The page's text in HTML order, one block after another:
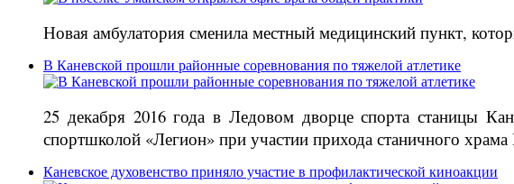
Новая амбулатория сменила местный медицинский пункт,
В Каневской прошли районные соревнования по тяжелой атлетике
25 декабря 2016 года в Ледовом дворце спорта станицы
спортшколой «Легион» при участии прихода станичного
Каневское духовенство приняло участие в профилактической киноакции